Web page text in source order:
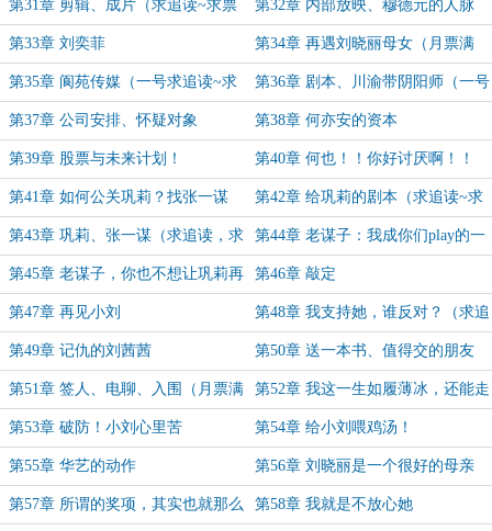
更，求追读~求票）
第31章 剪辑、成片（求追读~求票
~）
第32章 内部放映、穆德元的人脉
第33章 刘奕菲 第34章 再遇刘晓丽母女（月票满
1000加更）
第35章 阆苑传媒（一号求追读~求
票~）
第36章 剧本、川渝带阴阳师（一号
求追读~求票~）
第37章 公司安排、怀疑对象 第38章 何亦安的资本
第39章 股票与未来计划！ 第40章 何也！！你好讨厌啊！！
第41章 如何公关巩莉？找张一谋
啊！（求追读~求票~）
第42章 给巩莉的剧本（求追读~求
票~）
第43章 巩莉、张一谋（求追读，求
票）
第44章 老谋子：我成你们play的一
环了？（求追读~求票~）
第45章 老谋子，你也不想让巩莉再
次感到失望吧
第46章 敲定
第47章 再见小刘 第48章 我支持她，谁反对？（求追
读~求各种票~）
第49章 记仇的刘茜茜 第50章 送一本书、值得交的朋友
第51章 签人、电聊、入围（月票满
500加更）
第52章 我这一生如履薄冰，还能走
到对岸吗
第53章 破防！小刘心里苦 第54章 给小刘喂鸡汤！
第55章 华艺的动作 第56章 刘晓丽是一个很好的母亲
第57章 所谓的奖项，其实也就那么 第58章 我就是不放心她